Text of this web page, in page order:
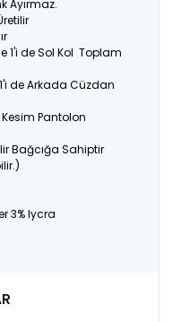
Ayırmaz.
1'i de Sol Kol Toplam
de Arkada Cüzdan
Pantolon
Bağcığa Sahiptir
3% lycra